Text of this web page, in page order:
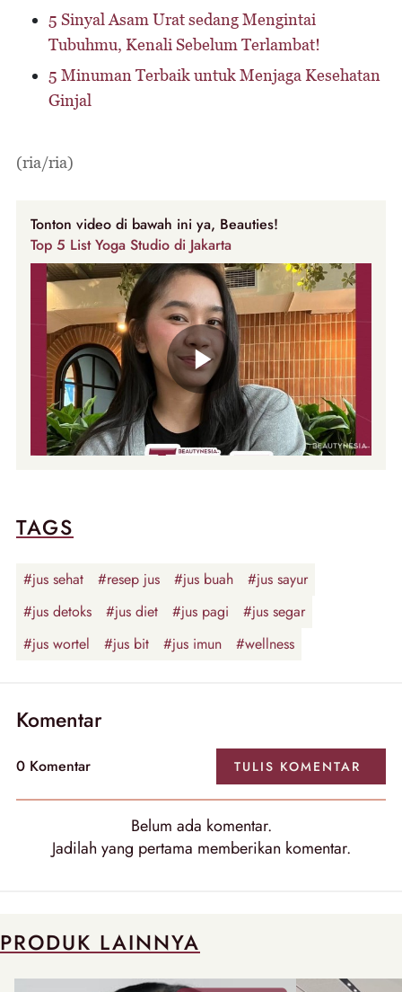
5 Sinyal Asam Urat sedang Mengintai
Tubuhmu, Kenali Sebelum Terlambat!
5 Minuman Terbaik untuk Menjaga Kesehatan
Ginjal
(ria/ria)
Tonton video di bawah ini ya, Beauties!
Top 5 List Yoga Studio di Jakarta
TAGS
#jus sehat #resep jus #jus buah
#jus sayur
#jus detoks
#jus diet #jus pagi
#jus segar
#jus wortel
#jus bit #jus imun #wellness
Komentar
0 Komentar TULIS KOMENTAR
Belum ada komentar.
Jadilah yang pertama memberikan komentar.
PRODUK LAINNYA